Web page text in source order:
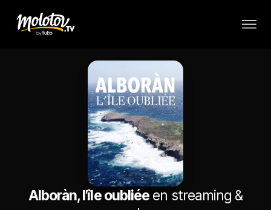
Alboràn, l'île oubliée en streaming &